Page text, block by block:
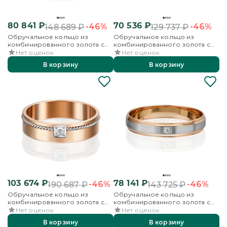
80 841 ₽148 689₽-46%
Обручальное кольцо из
комбинированного золота с
бриллиантами
Нет оценок
В корзину
70 536₽129 737₽-46%
Обручальное кольцо из
комбинированного золота с
бриллиантами
Нет оценок
В корзину
103 674 ₽190 687₽-46%
Обручальное кольцо из
комбинированного золота с
бриллиантом
Нет оценок
В корзину
78 141 ₽143 725₽-46%
Обручальное кольцо из
комбинированного золота с
бриллиантом
Нет оценок
В корзину